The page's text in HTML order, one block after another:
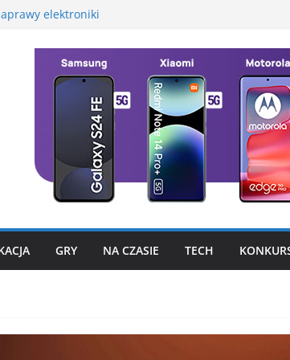
elektroniki
Huawei
2 – test, recenzja
fotograficznego
to już nie problem
GRY NA CZASIE TECH